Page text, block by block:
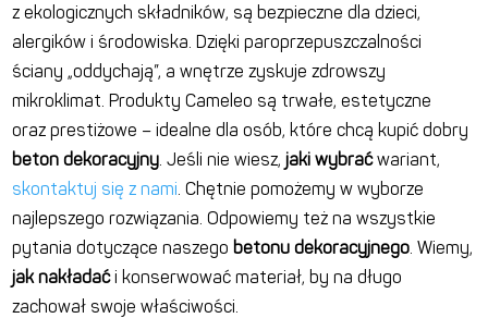
z ekologicznych składników, są bezpieczne dla dzieci,
alergików i środowiska. Dzięki paroprzepuszczalności
ściany „oddychają”, a wnętrze zyskuje zdrowszy
mikroklimat.ProduktyCameleo są trwałe, estetyczne
oraz prestiżowe – idealne dla osób, które chcą kupić dobry
beton dekoracyjny. Jeśli nie wiesz,jaki wybraćwariant,
skontaktuj się z nami. Chętnie pomożemy w wyborze
najlepszego rozwiązania. Odpowiemy też na wszystkie
pytania dotyczące naszegobetonudekoracyjnego. Wiemy,
jaknakładaći konserwowaćmateriał, by na długo
zachował swoje właściwości.